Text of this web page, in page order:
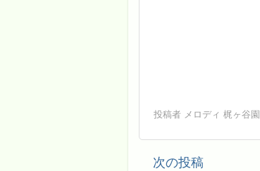
投稿者 メロディ 梶ヶ谷園
次の投稿